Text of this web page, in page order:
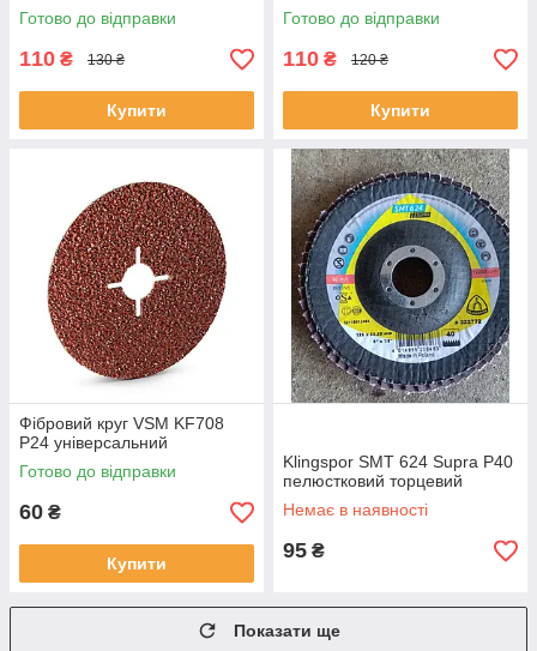
Готово до відправки
110 ₴ 130 ₴
Купити
Готово до відправки
110 ₴ 120 ₴
Купити
Фібровий круг VSM KF708
Р24 універсальний
Готово до відправки
60 ₴
Купити
Klingspor SMT 624 Supra Р40
пелюстковий торцевий
Немає в наявності
95 ₴
Показати ще